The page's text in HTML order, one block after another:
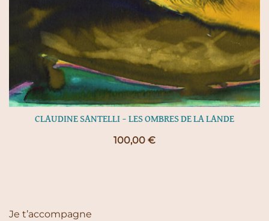
CLAUDINE SANTELLI – LES OMBRES DE LA LANDE
100,00 €
Je t’accompagne